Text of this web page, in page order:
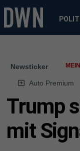
Newsticker
Auto Premium
Trump
mit